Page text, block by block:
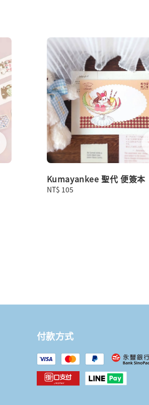
Kumayankee 聖代 便簽本
Regular
NT$ 105
付款方式